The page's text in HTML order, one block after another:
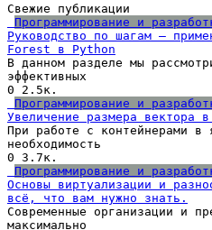
Свежие публикации
Программирование и
Руководство по шагам —
Forest в Python
В данном разделе мы
эффективных
0
2.5к.
Программирование и
Увеличение размера вектора
При работе с контейнерами в
необходимость
0 3.7к.
Программирование и
Основы виртуализации и
всё, что вам нужно знать.
Современные организации и
максимально